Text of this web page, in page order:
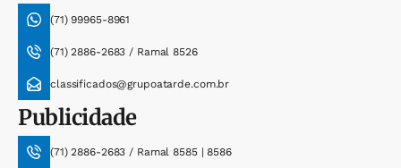
(71) 99965-8961
(71) 2886-2683 / Ramal 8526
classificados@grupoatarde.com.br
Publicidade
(71) 2886-2683 / Ramal 8585 | 8586